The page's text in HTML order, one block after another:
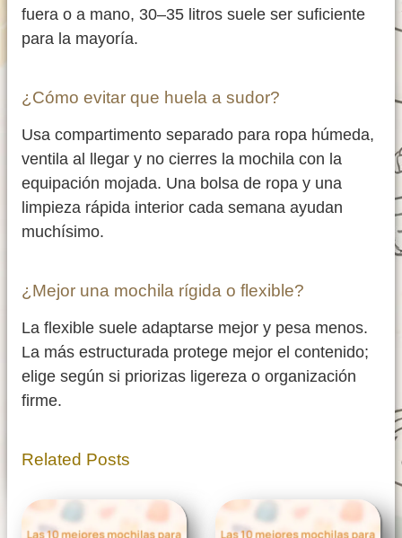
fuera o a mano, 30–35 litros suele ser suficiente
para la mayoría.
¿Cómo evitar que huela a sudor?
Usa compartimento separado para ropa húmeda,
ventila al llegar y no cierres la mochila con la
equipación mojada. Una bolsa de ropa y una
limpieza rápida interior cada semana ayudan
muchísimo.
¿Mejor una mochila rígida o flexible?
La flexible suele adaptarse mejor y pesa menos.
La más estructurada protege mejor el contenido;
elige según si priorizas ligereza o organización
firme.
Related Posts